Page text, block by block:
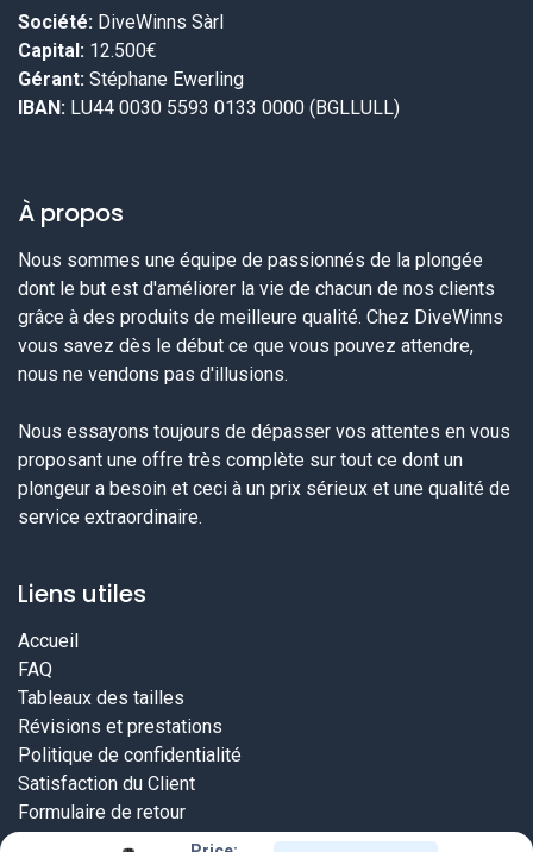
Société: DiveWinns Sàrl
Capital: 12.500€
Gérant: Stéphane Ewerling
IBAN: LU44 0030 5593 0133 0000 (BGLLULL)
À propos
Nous sommes une équipe de passionnés de la plongée
dont le but est d'améliorer la vie de chacun de nos clients
grâce à des produits de meilleure qualité. Chez DiveWinns
vous savez dès le début ce que vous pouvez attendre,
nous ne vendons pas d'illusions.
Nous essayons toujours de dépasser vos attentes en vous
proposant une offre très complète sur tout ce dont un
plongeur a besoin et ceci à un prix sérieux et une qualité de
service extraordinaire.
Liens utiles
Accueil
FAQ
Tableaux des tailles
Révisions et prestations
Politique de confidentialité
Satisfaction du Client
Formulaire de retour